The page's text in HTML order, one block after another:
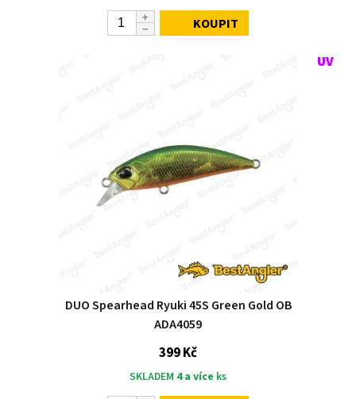
KOUPIT
DUO Spearhead Ryuki 45S Green Gold OB
ADA4059
399 Kč
SKLADEM 4 a více ks